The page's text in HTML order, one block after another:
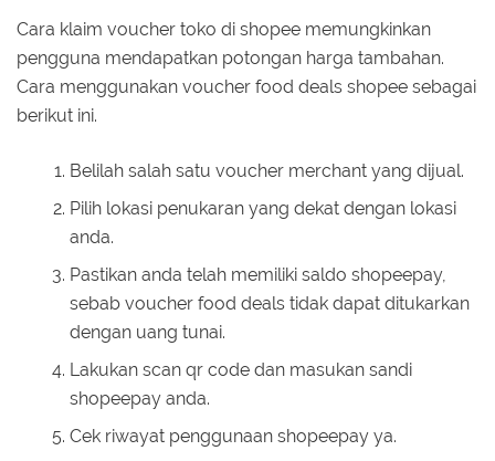
Cara klaim voucher toko di shopee memungkinkan
pengguna mendapatkan potongan harga tambahan.
Cara menggunakan voucher food deals shopee sebagai
berikut ini.
Belilah salah satu voucher merchant yang dijual.
Pilih lokasi penukaran yang dekat dengan lokasi
anda.
Pastikan anda telah memiliki saldo shopeepay,
sebab voucher food deals tidak dapat ditukarkan
dengan uang tunai.
Lakukan scan qr code dan masukan sandi
shopeepay anda.
Cek riwayat penggunaan shopeepay ya.